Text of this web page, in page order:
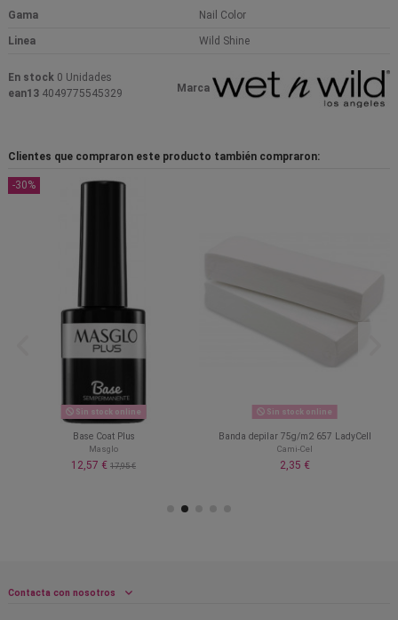
Gama Nail Color
Linea Wild Shine
Marca
En stock 0 Unidades
ean13 4049775545329
Clientes que compraron este producto también compraron:
-30%
Sin stock online
Base Coat Plus
Masglo
12,57 € 17,95 €
Sin stock online
Banda depilar 75g/m2 657 LadyCell
Cami-Cel
2,35 €
Contacta con nosotros